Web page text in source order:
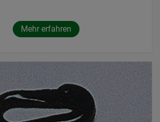
Mehr erfahren